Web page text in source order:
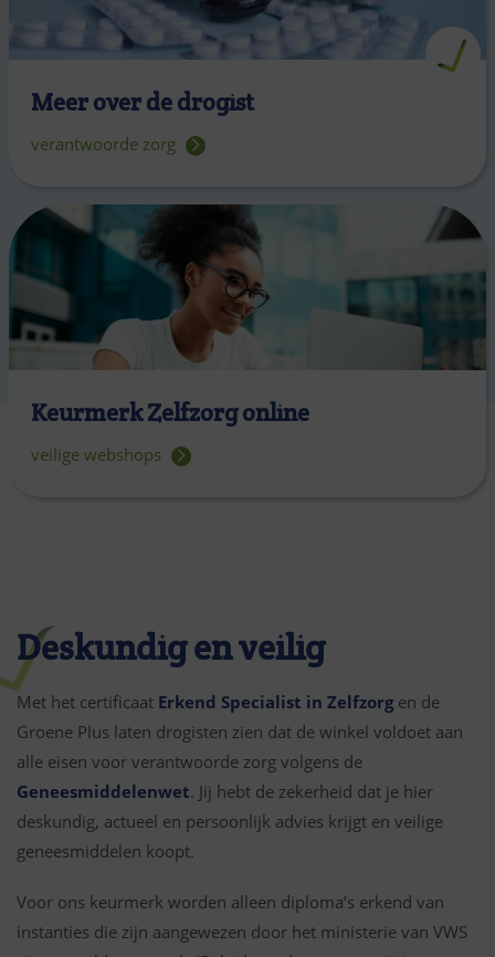
Meer over de drogist
verantwoorde zorg
Keurmerk Zelfzorg online
veilige webshops
Deskundig en veilig
Met het certificaat Erkend Specialist in Zelfzorg en de
Groene Plus laten drogisten zien dat de winkel voldoet aan
alle eisen voor verantwoorde zorg volgens de
Geneesmiddelenwet. Jij hebt de zekerheid dat je hier
deskundig, actueel en persoonlijk advies krijgt en veilige
geneesmiddelen koopt.
Voor ons keurmerk worden alleen diploma’s erkend van
instanties die zijn aangewezen door het ministerie van VWS